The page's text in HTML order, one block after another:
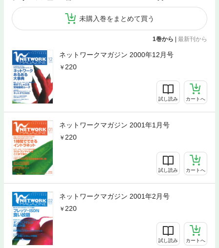
未購入巻をまとめて買う
1巻から 最新刊から
ネットワークマガジン 2000年12月号
220
試し読み カートへ
ネットワークマガジン 2001年1月号
220
試し読み カートへ
ネットワークマガジン 2001年2月号
220
試し読み カートへ